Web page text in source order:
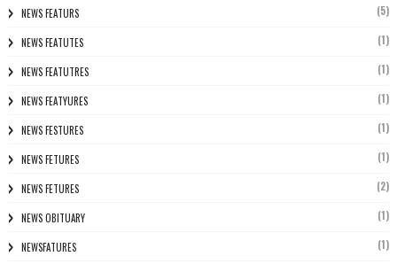
NEWS FEATURS (5)
NEWS FEATUTES (1)
NEWS FEATUTRES (1)
NEWS FEATYURES (1)
NEWS FESTURES (1)
NEWS FETURES (1)
NEWS FETURES (2)
NEWS OBITUARY (1)
NEWSFATURES (1)